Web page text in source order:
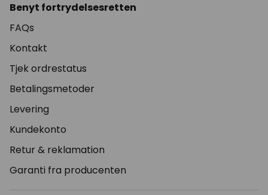
Benyt fortrydelsesretten
FAQs
Kontakt
Tjek ordrestatus
Betalingsmetoder
Levering
Kundekonto
Retur & reklamation
Garanti fra producenten